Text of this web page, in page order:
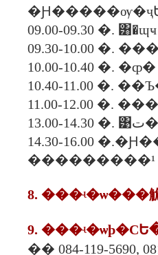
09.00-09.30 �. ͸�ɰҹ
09.30-10.00 �.
10.00-10.40 �. �ȹ�
10.40-11.00 �.
11.00-12.00 �.
13.00-14.30 �. ͹ت�
14.30-16.00
8.
�� 084-119-5690,